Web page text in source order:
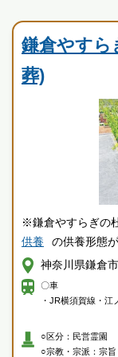
鎌倉やすらぎ
鎌倉やすら
葬)
※鎌倉やすらぎの
供養
の供養形態
神奈川県鎌倉
〇車
・JR横須賀線・江
〇徒歩
・鎌倉駅東口5番
○区分：民営霊園
○宗教・宗派：宗